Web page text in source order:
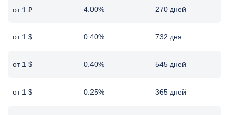
от 1 ₽ 4.00% 270 дней
от 1 $ 0.40% 732 дня
от 1 $ 0.40% 545 дней
от 1 $ 0.25% 365 дней